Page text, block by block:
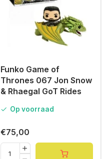
Funko Game of
Thrones 067 Jon Snow
& Rhaegal GoT Rides
Op voorraad
€75,00